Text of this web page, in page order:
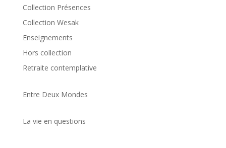
Collection Présences
Collection Wesak
Enseignements
Hors collection
Retraite contemplative
Entre Deux Mondes
La vie en questions